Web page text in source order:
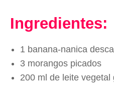
Ingredientes:
1 banana-nanica
3 morangos picados
200 ml de leite vegetal